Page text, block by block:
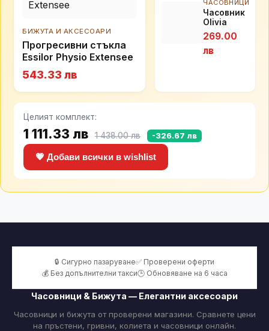
БИЖУТА И АКСЕСОАРИ
Прогресивни стъкла
Essilor Physio Extensee
543.33 лв
ЧАСОВНИЦИ
Часовник
Olivia
Burton
OB16CH01
269.00
лв
Целият комплект:
1 111.33 лв 1 438.00 лв -326.67 лв
💗 Добави всички в wishlist
🔒 Сигурно пазаруване✅ Проверени оферти
💰 Без допълнителни такси🕒 Обновяване на 6 часа
Часовници & Бижута — Елегантни аксесоари
Часовници и бижута от проверени магазини. Сравнете цени
на пръстени, гривни, колиета и часовници онлайн.